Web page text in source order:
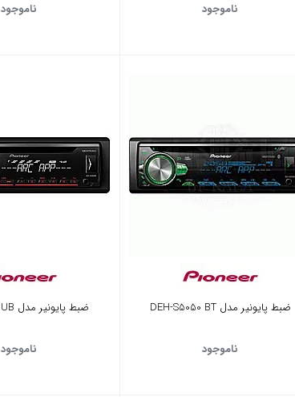
ناموجود ناموجود
ضبط پایونیر مدل DEH-S5050 BT
ناموجود
ضبط پایونیر مدل DEH-S1050 UB
ناموجود